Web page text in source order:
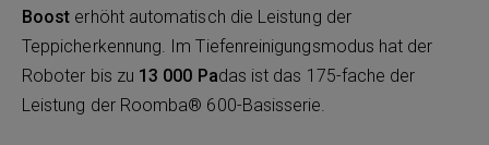
Boost erhöht automatisch die Leistung der
Teppicherkennung. Im Tiefenreinigungsmodus hat der
Roboter bis zu 13 000 Padas ist das 175-fache der
Leistung der Roomba® 600-Basisserie.